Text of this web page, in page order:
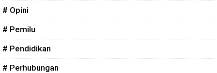
# Opini
# Pemilu
# Pendidikan
# Perhubungan